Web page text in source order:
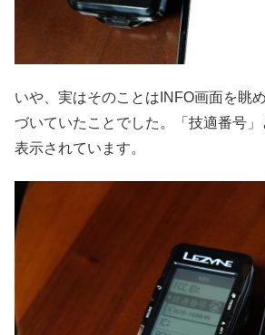
いや、実はそのことはINFO画面を眺
づいていたことでした。「技適番号
表示されています。